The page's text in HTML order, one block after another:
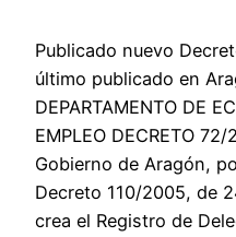
Publicado nuevo
último publicado en
DEPARTAMENTO DE
EMPLEO DECRETO
Gobierno de Aragón,
Decreto 110/2005, de
crea el Registro de